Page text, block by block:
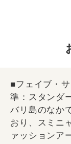
■フェイブ・
準：スタンダ
バリ島のなか
おり、スミニ
ァッションア